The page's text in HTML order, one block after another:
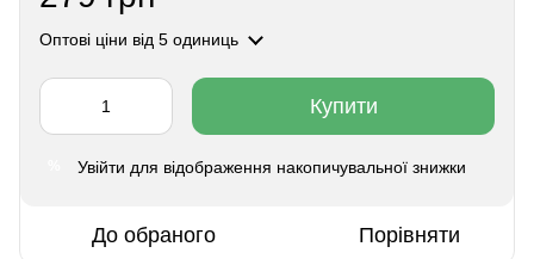
Оптові ціни від 5 одиниць
Купити
Увійти для відображення накопичувальної знижки
До обраного Порівняти